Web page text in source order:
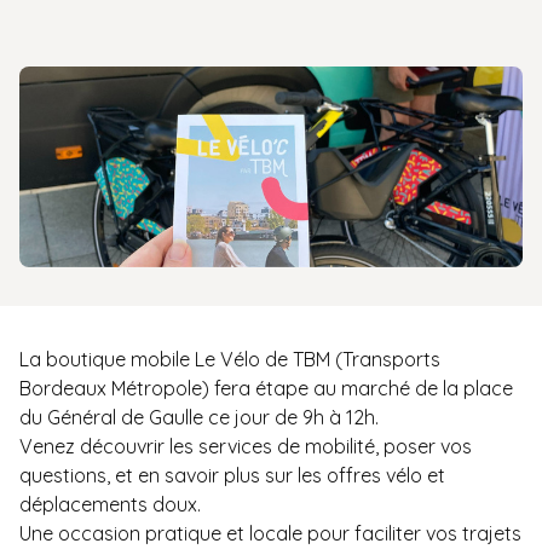
La boutique mobile Le Vélo de TBM (Transports
Bordeaux Métropole) fera étape au marché de la place
du Général de Gaulle ce jour de 9h à 12h.
Venez découvrir les services de mobilité, poser vos
questions, et en savoir plus sur les offres vélo et
déplacements doux.
Une occasion pratique et locale pour faciliter vos trajets